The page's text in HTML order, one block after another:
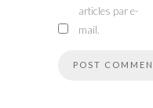
articles par e-
mail.